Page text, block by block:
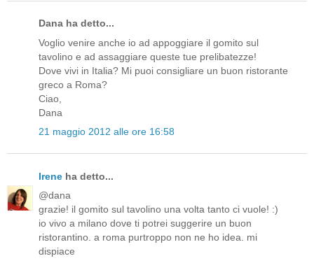
Dana ha detto...
Voglio venire anche io ad appoggiare il gomito sul
tavolino e ad assaggiare queste tue prelibatezze!
Dove vivi in Italia? Mi puoi consigliare un buon ristorante
greco a Roma?
Ciao,
Dana
21 maggio 2012 alle ore 16:58
Irene ha detto...
@dana
grazie! il gomito sul tavolino una volta tanto ci vuole! :)
io vivo a milano dove ti potrei suggerire un buon
ristorantino. a roma purtroppo non ne ho idea. mi
dispiace